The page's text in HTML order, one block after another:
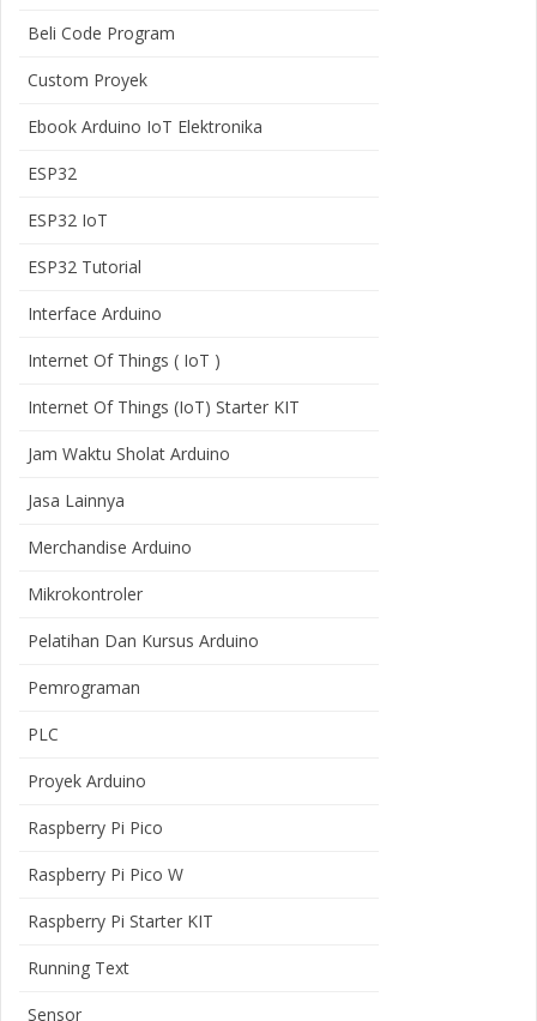
Beli Code Program
Custom Proyek
Ebook Arduino IoT Elektronika
ESP32
ESP32 IoT
ESP32 Tutorial
Interface Arduino
Internet Of Things ( IoT )
Internet Of Things (IoT) Starter KIT
Jam Waktu Sholat Arduino
Jasa Lainnya
Merchandise Arduino
Mikrokontroler
Pelatihan Dan Kursus Arduino
Pemrograman
PLC
Proyek Arduino
Raspberry Pi Pico
Raspberry Pi Pico W
Raspberry Pi Starter KIT
Running Text
Sensor